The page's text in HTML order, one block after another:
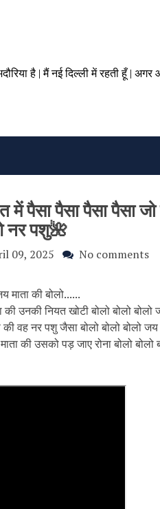
भदौरिया है | मैं नई दिल्ली में रहती
पैसा पैसा पैसा पैसा
नर पशु🌺
09, 2025 No comments
माता की बोलो......
की उनकी नियत खोटी बोलो बोलो
वह नर पशु जैसा बोलो बोलो बोलो जय
की उसको पड़ जाए रोना बोलो बोलो